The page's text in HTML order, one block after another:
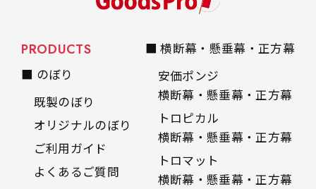
自由入力(60x180以内)
お好みのサイズで縦幕・横幕の作成が可能です。
長辺が180cm以内、短辺が60cm以内であれば自
由なサイズを指定下さい！
あんな場所こんな場所お好みのサイズでお好みの
レギュラーのれん
レギュラーのれんは横幕の上部にチチを5か所つ
けて疑似的にのれんのような幕をつくります。お
店の入口付近の装飾に是非！
PRODUCTS
■ のぼり
既製のぼり
オリジナルのぼり
ご利用ガイド
よくあるご質問
■ 横断幕・懸垂幕・正方幕
安価ポンジ
横断幕・懸垂幕・正方幕
トロピカル
横断幕・懸垂幕・正方幕
トロマット
横断幕・懸垂幕・正方幕